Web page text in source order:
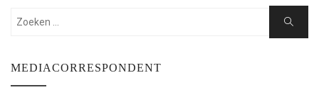
Zoeken:
Zoeken
MEDIACORRESPONDENT